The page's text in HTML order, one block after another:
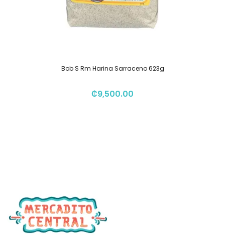
Bob S Rm Harina Sarraceno 623g
₡9,500.00